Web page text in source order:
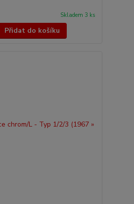
Skladem 3 ks
Přidat do košíku